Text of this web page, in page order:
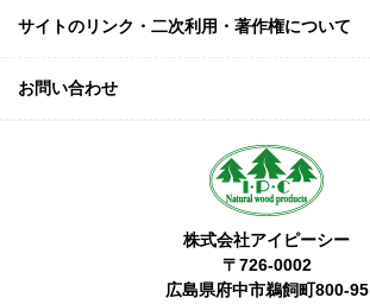
サイトのリンク・二次利用・著作権について
お問い合わせ
株式会社アイピーシー
〒726-0002
広島県府中市鵜飼町800-95